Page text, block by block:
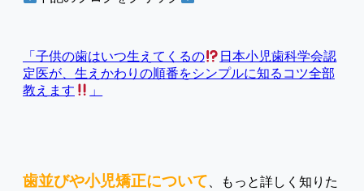
「子供の歯はいつ生えてくるの
日本小児歯科学会認
定医が、生えかわりの順番をシンプルに知るコツ全部
教えます
」
歯並びや小児矯正について 、もっと詳しく知りた